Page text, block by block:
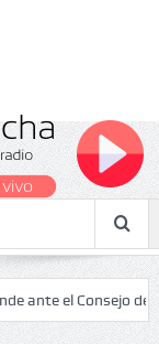
Consejo de Estado